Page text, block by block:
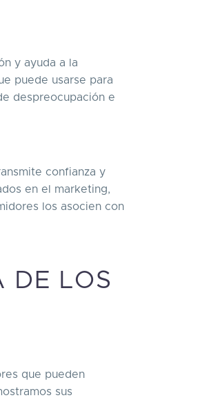
y ayuda a la
puede usarse para
despreocupación e
confianza y
en el marketing,
los asocien con
DE LOS
que pueden
sus